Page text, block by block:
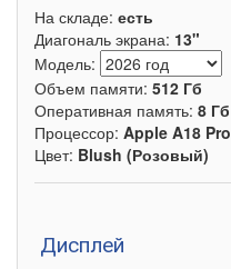
На складе: есть
Диагональ экрана: 13"
Модель:
Объем памяти: 512 Гб
Оперативная память: 8 Гб
Процессор: Apple A18 Pro
Цвет: Blush (Розовый)
Дисплей